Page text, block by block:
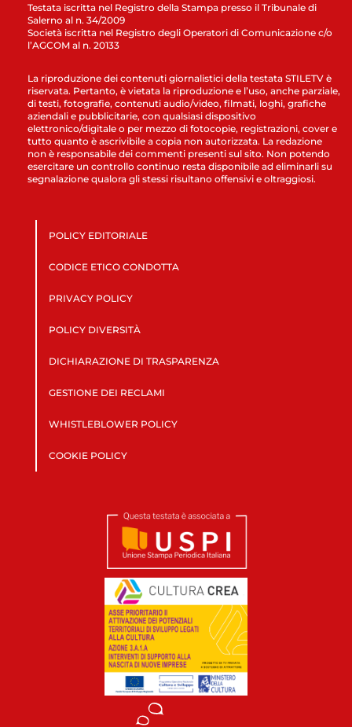
Testata iscritta nel Registro della Stampa presso il Tribunale di
Salerno al n. 34/2009
Società iscritta nel Registro degli Operatori di Comunicazione c/o
l’AGCOM al n. 20133
La riproduzione dei contenuti giornalistici della testata STILETV è
riservata. Pertanto, è vietata la riproduzione e l’uso, anche parziale,
di testi, fotografie, contenuti audio/video, filmati, loghi, grafiche
aziendali e pubblicitarie, con qualsiasi dispositivo
elettronico/digitale o per mezzo di fotocopie, registrazioni, cover e
tutto quanto è ascrivibile a copia non autorizzata. La redazione
non è responsabile dei commenti presenti sul sito. Non potendo
esercitare un controllo continuo resta disponibile ad eliminarli su
segnalazione qualora gli stessi risultano offensivi e oltraggiosi.
POLICY EDITORIALE
CODICE ETICO CONDOTTA
PRIVACY POLICY
POLICY DIVERSITÀ
DICHIARAZIONE DI TRASPARENZA
GESTIONE DEI RECLAMI
WHISTLEBLOWER POLICY
COOKIE POLICY